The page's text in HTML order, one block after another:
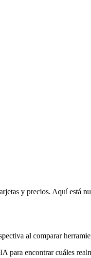
y precios. Aquí está
al comparar
para encontrar cuáles